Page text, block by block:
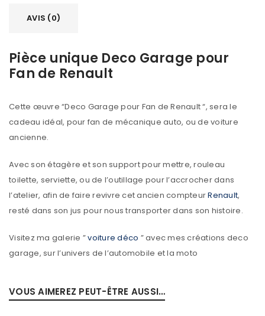
AVIS (0)
Pièce unique Deco Garage pour
Fan de Renault
Cette œuvre “Deco Garage pour Fan de Renault “, sera le
cadeau idéal, pour fan de mécanique auto, ou de voiture
ancienne.
Avec son étagère et son support pour mettre, rouleau
toilette, serviette, ou de l’outillage pour l’accrocher dans
l’atelier, afin de faire revivre cet ancien compteurRenault,
resté dans son jus pour nous transporter dans son histoire.
Visitez ma galerie ”voiture déco ” avec mes créations deco
garage, sur l’univers de l’automobile et la moto
VOUS AIMEREZ PEUT-ÊTRE AUSSI…